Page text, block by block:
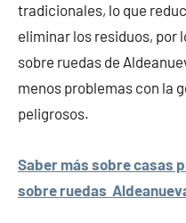
tradicionales, lo que
eliminar los residuos, por
sobre ruedas de
menos problemas con la
peligrosos.
Saber más sobre casas
sobre ruedas